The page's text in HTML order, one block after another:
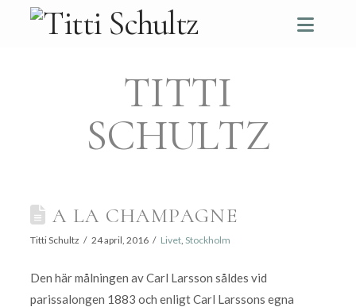
TITTI
SCHULTZ
A LA CHAMPAGNE
Titti Schultz 24 april, 2016 Livet, Stockholm
Den här målningen av Carl Larsson såldes vid
parissalongen 1883 och enligt Carl Larssons egna